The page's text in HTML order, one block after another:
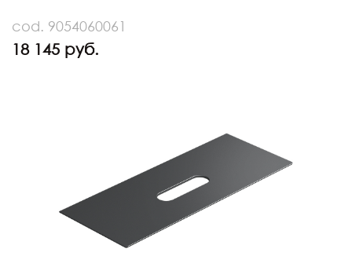
cod. 9054060061
18 145 руб.